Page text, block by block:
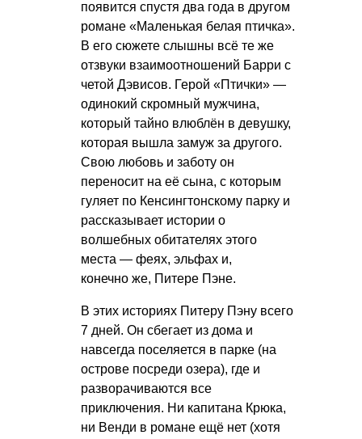
появится спустя два года в другом
романе «Маленькая белая птичка».
В его сюжете слышны всё те же
отзвуки взаимоотношений Барри с
четой Дэвисов. Герой «Птички» —
одинокий скромный мужчина,
который тайно влюблён в девушку,
которая вышла замуж за другого.
Свою любовь и заботу он
переносит на её сына, с которым
гуляет по Кенсингтонскому парку и
рассказывает истории о
волшебных обитателях этого
места — феях, эльфах и,
конечно же, Питере Пэне.
В этих историях Питеру Пэну всего
7 дней. Он сбегает из дома и
навсегда поселяется в парке (на
острове посреди озера), где и
разворачиваются все
приключения. Ни капитана Крюка,
ни Венди в романе ещё нет (хотя